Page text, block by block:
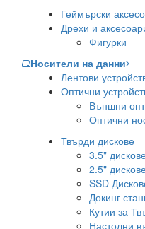
Геймърски
Дрехи и
Фигурки
Носители на данни
Лентови
Оптични
Външни
Оптични
Твърди дискове
3.5"
2.5"
SSD
Докинг
Кутии за
Настолни